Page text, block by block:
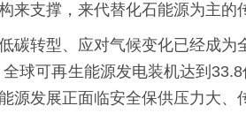
支撑，来代替化石能源为主的
转型、应对气候变化已经成
球可再生能源发电装机达到
发展正面临安全保供压力大